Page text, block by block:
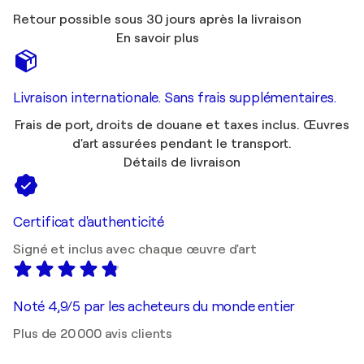
Retour possible sous 30 jours après la livraison
En savoir plus
Livraison internationale. Sans frais supplémentaires.
Frais de port, droits de douane et taxes inclus. Œuvres
d'art assurées pendant le transport.
Détails de livraison
Certificat d'authenticité
Signé et inclus avec chaque œuvre d'art
Noté 4,9/5 par les acheteurs du monde entier
Plus de 20 000 avis clients